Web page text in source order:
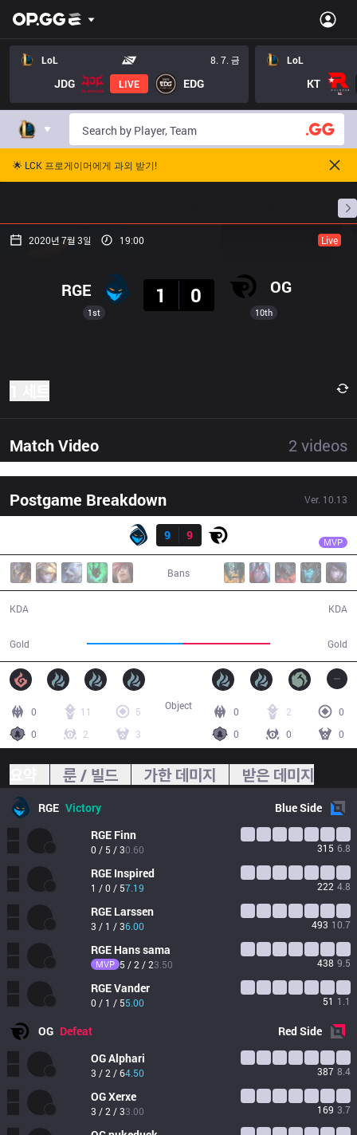
LoL 8. 7. 금
JDG LIVE EDG
LoL
KT
🌟 LCK 프로게이머에게 과외 받기!
프로빌
2020년 7월 3일 19:00 Live
1st
RGE
1
0 OG
10th
Match Video 2 videos
Postgame Breakdown Ver. 10.13
9
9 MVP
Bans
KDA
Gold Gold
KDA
0 11
5
0
2 3
0 2
0
0
0 0
Object
룬 / 빌드 가한 데미지 받은 데미지
RGE Victory BlueSide
RGE Finn
0 / 5 / 30.60 315 6.8
RGE Inspired
1 / 0 / 57.19 222 4.8
RGE Larssen
3 / 1 / 36.00 493 10.7
RGE Hans sama
MVP 5 / 2 / 23.50 438 9.5
RGEVander
0 / 1 / 55.00 51 1.1
OG Defeat RedSide
OGAlphari
3 / 2 / 64.50 387 8.4
OGXerxe
3 / 2 / 33.00 169 3.7